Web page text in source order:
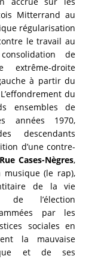
Mitterrand au
régularisation
le travail au
de
droite
à partir du
du
ensembles de
années 1970,
descendants
d’une contre-
Cases-Nègres,
musique (le rap),
de la vie
de l’élection
par les
sociales en
la mauvaise
et de ses